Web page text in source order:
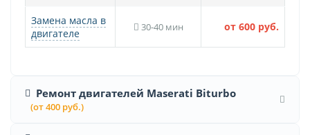
Замена масла в
двигателе
30-40 мин от 600 руб.
Ремонт двигателей Maserati Biturbo
(от 400 руб.)